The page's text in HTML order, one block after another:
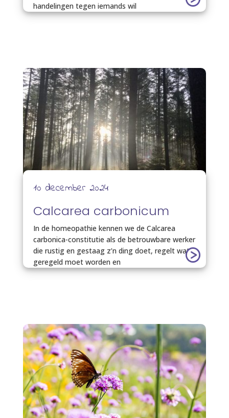
handelingen tegen iemands wil
10 december 2024
Calcarea carbonicum
In de homeopathie kennen we de Calcarea
carbonica-constitutie als de betrouwbare werker
die rustig en gestaag z’n ding doet, regelt wat
geregeld moet worden en